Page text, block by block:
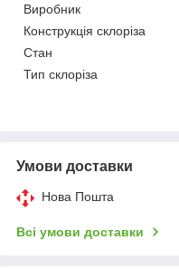
Виробник
Конструкція склоріза
Стан
Тип склоріза
Умови доставки
Нова Пошта
Всі умови доставки